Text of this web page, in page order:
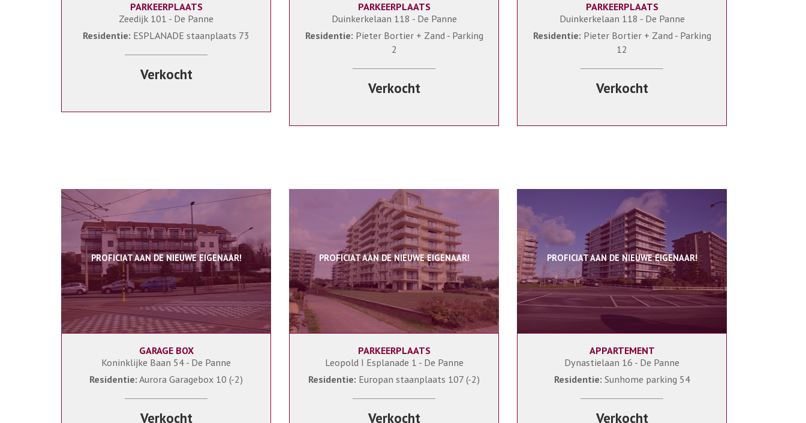
PARKEERPLAATS
Zeedijk 101 - De Panne
Residentie: ESPLANADE staanplaats 73
Verkocht
PARKEERPLAATS
Duinkerkelaan 118 - De Panne
Residentie: Pieter Bortier + Zand - Parking
2
Verkocht
PARKEERPLAATS
Duinkerkelaan 118 - De Panne
Residentie: Pieter Bortier + Zand - Parking
12
Verkocht
PROFICIAT AAN DE NIEUWE EIGENAAR!
Ja
GARAGE BOX
Koninklijke Baan 54 - De Panne
Residentie: Aurora Garagebox 10 (-2)
Verkocht
PROFICIAT AAN DE NIEUWE EIGENAAR!
PARKEERPLAATS
Leopold I Esplanade 1 - De Panne
Residentie: Europan staanplaats 107 (-2)
Verkocht
PROFICIAT AAN DE NIEUWE EIGENAAR!
2 1
APPARTEMENT
Dynastielaan 16 - De Panne
Residentie: Sunhome parking 54
Verkocht